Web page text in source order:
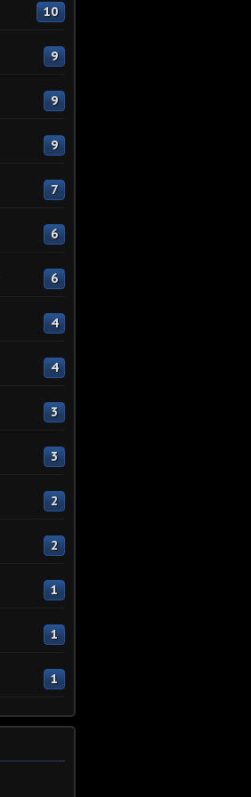
10
9
9
9
7
6
6
4
4
3
3
2
2
1
1
1